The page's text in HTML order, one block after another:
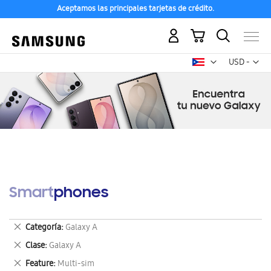
Aceptamos las principales tarjetas de crédito.
USD -
dólar
Mi carrito
Smartphones
Categoría Galaxy A
Eliminar
este
artículo
Clase Galaxy A
Eliminar
este
Feature Multi-sim
Eliminar